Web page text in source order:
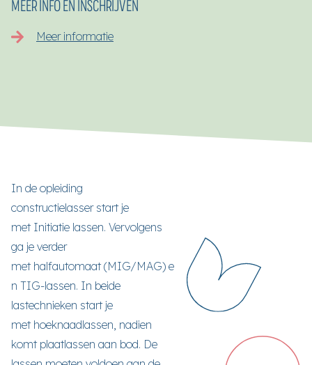
MEER INFO EN INSCHRIJVEN
Meer informatie
In de opleiding
constructielasser start je
met Initiatie lassen. Vervolgens
ga je verder
met halfautomaat (MIG/MAG) e
n TIG-lassen. In beide
lastechnieken start je
met hoeknaadlassen, nadien
komt plaatlassen aan bod. De